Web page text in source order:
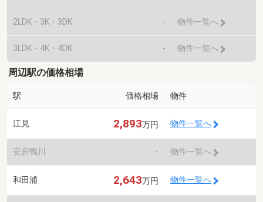
2LDK・3K・3DK - 物件一覧へ
3LDK・4K・4DK - 物件一覧へ
周辺駅の価格相場
駅 価格相場 物件
江見 2,893万円 物件一覧へ
安房鴨川 - 物件一覧へ
和田浦 2,643万円 物件一覧へ